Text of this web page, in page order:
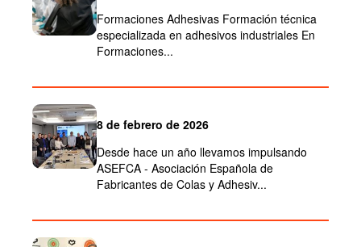
Formaciones Adhesivas Formación técnica
especializada en adhesivos industriales En
Formaciones...
8 de febrero de 2026
Desde hace un año llevamos impulsando
ASEFCA - Asociación Española de
Fabricantes de Colas y Adhesiv...